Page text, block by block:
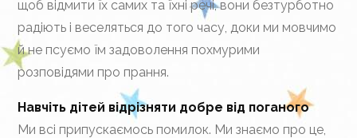
щоб відмити їх самих та їхні речі, вони безтурботно
радіють і веселяться до того часу, доки ми мовчимо
й не псуємо їм задоволення похмурими
розповідями про прання.
Навчіть дітей відрізняти добре від поганого
Ми всі припускаємось помилок. Ми знаємо про це,